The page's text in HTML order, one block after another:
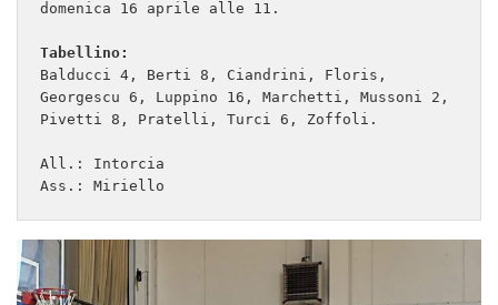
domenica 16 aprile alle 11.
Tabellino:
Balducci 4, Berti 8, Ciandrini, Floris,
Georgescu 6, Luppino 16, Marchetti, Mussoni 2,
Pivetti 8, Pratelli, Turci 6, Zoffoli.
All.: Intorcia
Ass.: Miriello